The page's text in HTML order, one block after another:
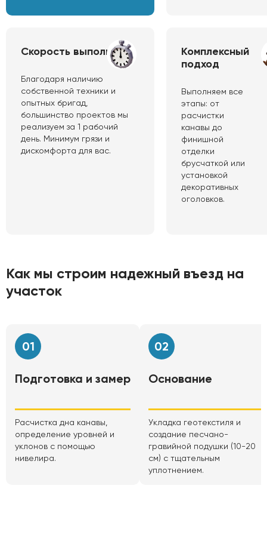
Скорость выполнения
Благодаря наличию
собственной техники и
опытных бригад,
большинство проектов мы
реализуем за 1 рабочий
день. Минимум грязи и
дискомфорта для вас.
Комплексный
подход
Выполняем все
этапы: от
расчистки
канавы до
финишной
отделки
брусчаткой или
установкой
декоративных
оголовков.
Как мы строим надежный въезд на
участок
01
Подготовка и замер
Расчистка дна канавы,
определение уровней и
уклонов с помощью
нивелира.
02
Основание
Укладка геотекстиля и
создание песчано-
гравийной подушки (10-20
см) с тщательным
уплотнением.